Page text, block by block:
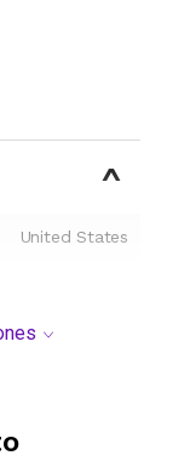
United States